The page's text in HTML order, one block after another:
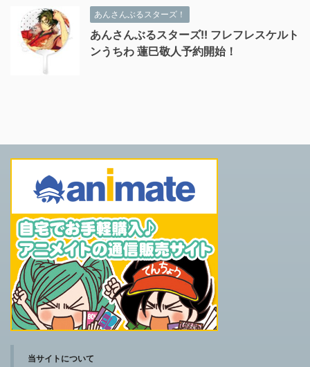
あんさんぶるスターズ！
あんさんぶるスターズ!! フレフレスケルト
ンうちわ 蓮巳敬人予約開始！
当サイトについて